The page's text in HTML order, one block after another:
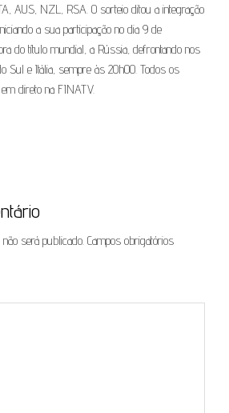
AUS, NZL, RSA. O sorteio ditou a integração
a sua participação no dia 9 de
do título mundial, a Rússia, defrontando nos
Sul e Itália, sempre às 20h00. Todos os
direto na FINATV.
será publicado. Campos obrigatórios